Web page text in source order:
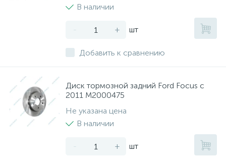
В наличии
- + шт
Добавить к сравнению
Диск тормозной задний Ford Focus с
2011 M2000475
Не указана цена
В наличии
- + шт